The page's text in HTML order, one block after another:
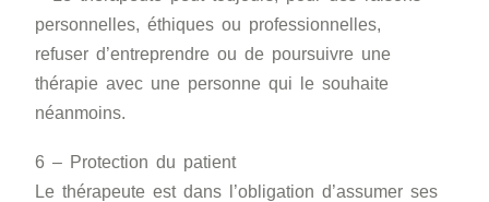
personnelles, éthiques ou professionnelles,
refuser d’entreprendre ou de poursuivre une
thérapie avec une personne qui le souhaite
néanmoins.
6 – Protection du patient
Le thérapeute est dans l’obligation d’assumer ses